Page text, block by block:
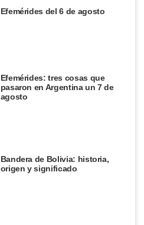
Efemérides del 6 de agosto
Efemérides: tres cosas que
pasaron en Argentina un 7 de
agosto
Bandera de Bolivia: historia,
origen y significado